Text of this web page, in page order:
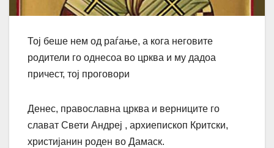
Тој беше нем од раѓање, а кога неговите
родители го однесоа во црква и му дадоа
причест, тој проговори
Денес, православна црква и верниците го
слават Свети Андреј , архиепископ Критски,
христијанин роден во Дамаск.